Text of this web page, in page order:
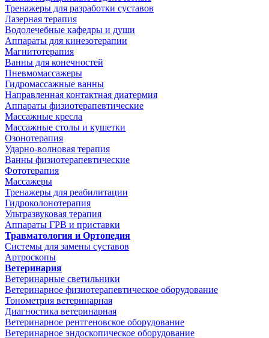
Тренажеры для разработки суставов
Лазерная терапия
Водолечебные кафедры и души
Аппараты для кинезотерапии
Магнитотерапия
Ванны для конечностей
Пневмомассажеры
Гидромассажные ванны
Направленная контактная диатермия
Аппараты физиотерапевтические
Массажные кресла
Массажные столы и кушетки
Озонотерапия
Ударно-волновая терапия
Ванны физиотерапевтические
Фототерапия
Массажеры
Тренажеры для реабилитации
Гидроколонотерапия
Ультразвуковая терапия
Аппараты ГРВ и приставки
Травматология и Ортопедия
Системы для замены суставов
Артроскопы
Ветеринария
Ветеринарные светильники
Ветеринарное физиотерапевтическое оборудование
Тонометрия ветеринарная
Диагностика ветеринарная
Ветеринарное рентгеновское оборудование
Ветеринарное эндоскопическое оборудование